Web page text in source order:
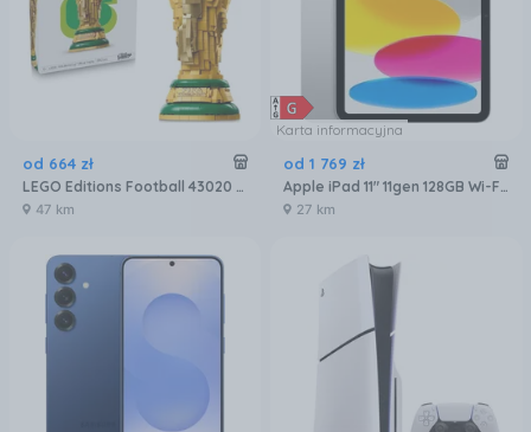
od 664 zł
LEGO Editions Football 43020 Oficjalny Puchar Świata FIFA
47 km
Karta informacyjna
od 1 769 zł
Apple iPad 11" 11gen 128GB Wi-Fi Srebrny (MD3Y4HCA)
27 km